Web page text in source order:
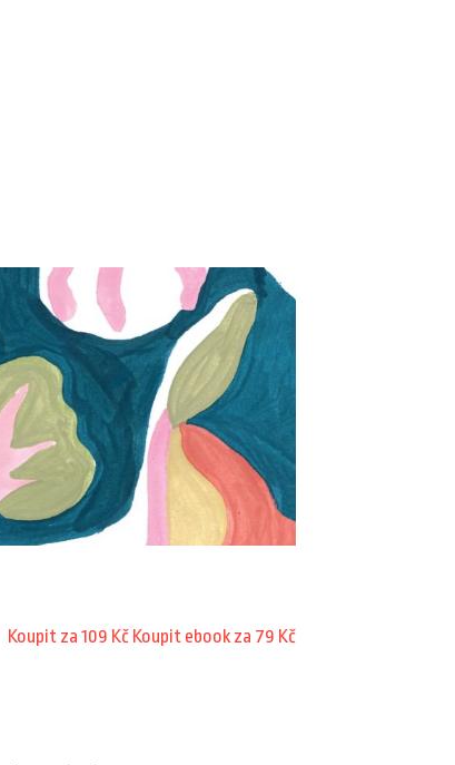
Koupit za 109 Kč Koupit ebook za 79 Kč